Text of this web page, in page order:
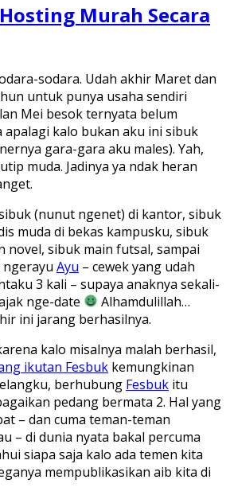
Murah Secara
sodara. Udah akhir Maret dan
untuk punya usaha sendiri
Mei besok ternyata belum
apalagi kalo bukan aku ini sibuk
gara-gara aku males). Yah,
muda. Jadinya ya ndak heran
(nunut ngenet) di kantor, sibuk
muda di bekas kampusku, sibuk
novel, sibuk main futsal, sampai
Ayu – cewek yang udah
3 kali – supaya anaknya sekali-
nge-date
Alhamdulillah…
ini jarang berhasilnya.
kalo misalnya malah berhasil,
ikutan Fesbuk kemungkinan
berhubung Fesbuk itu
pedang bermata 2. Hal yang
– dan cuma teman-teman
– di dunia nyata bakal percuma
siapa saja kalo ada temen kita
mempublikasikan aib kita di